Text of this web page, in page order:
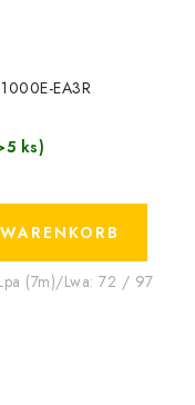
EA3R
ks)
(7m)/Lwa: 72 / 97